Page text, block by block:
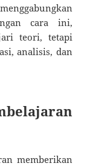
cara ini,
teori, tetapi
analisis, dan
memberikan